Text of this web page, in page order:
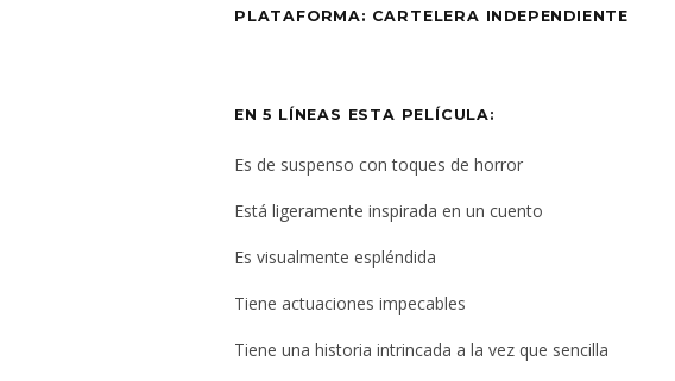
PLATAFORMA: CARTELERA INDEPENDIENTE
EN 5 LÍNEAS ESTA PELÍCULA:
Es de suspenso con toques de horror
Está ligeramente inspirada en un cuento
Es visualmente espléndida
Tiene actuaciones impecables
Tiene una historia intrincada a la vez que sencilla